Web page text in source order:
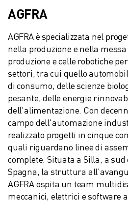
AGFRA
AGFRA è specializzata nel
nella produzione e nella
produzione e celle robotiche
settori, tra cui quello
di consumo, delle scienze
pesante, delle energie
dell'alimentazione. Con
campo dell'automazione
realizzato progetti in cinque
quali riguardano linee di
complete. Situata a Silla, a sud
Spagna, la struttura
AGFRA ospita un team
meccanici, elettrici e software